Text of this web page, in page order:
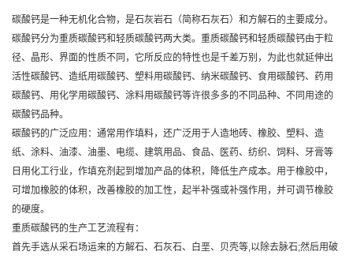
碳酸钙是一种无机化合物，是石灰岩石（简称石灰石）和方解石的主要成分。
碳酸钙分为重质碳酸钙和轻质碳酸钙两大类。重质碳酸钙和轻质碳酸钙由于粒
径、晶形、界面的性质不同，它所反应的特性也是千差万别，为此也就延伸出
活性碳酸钙、造纸用碳酸钙、塑料用碳酸钙、纳米碳酸钙、食用碳酸钙、药用
碳酸钙、用化学用碳酸钙、涂料用碳酸钙等许很多多的不同品种、不同用途的
碳酸钙品种。
碳酸钙的广泛应用： 通常用作填料，还广泛用于人造地砖、橡胶、塑料、造
纸、涂料、油漆、油墨、电缆、建筑用品、食品、医药、纺织、饲料、牙膏等
日用化工行业，作填充剂起到增加产品的体积，降低生产成本。用于橡胶中，
可增加橡胶的体积，改善橡胶的加工性，起半补强或补强作用，并可调节橡胶
的硬度。
重质碳酸钙的生产工艺流程有：
首先手选从采石场运来的方解石、石灰石、白垩、贝壳等,以除去脉石;然后用破